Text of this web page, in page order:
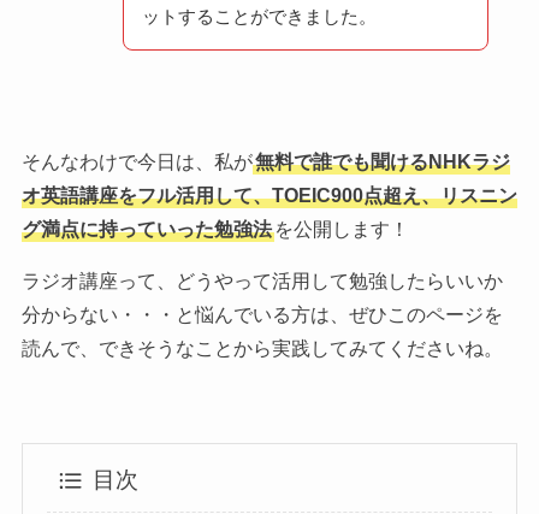
ットすることができました。
そんなわけで今日は、私が無料で誰でも聞けるNHKラジ
オ英語講座をフル活用して、TOEIC900点超え、リスニン
グ満点に持っていった勉強法を公開します！
ラジオ講座って、どうやって活用して勉強したらいいか
分からない・・・と悩んでいる方は、ぜひこのページを
読んで、できそうなことから実践してみてくださいね。
目次